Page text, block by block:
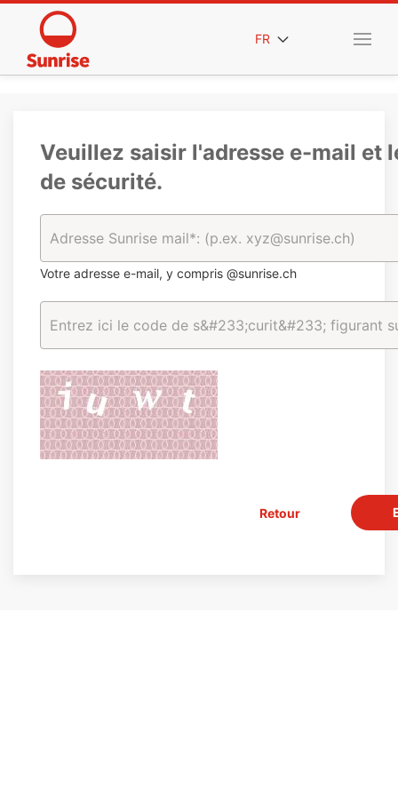
FR
Veuillez saisir l'adresse e-mail et
de sécurité.
Votre adresse e-mail, y compris @sunrise.ch
Retour